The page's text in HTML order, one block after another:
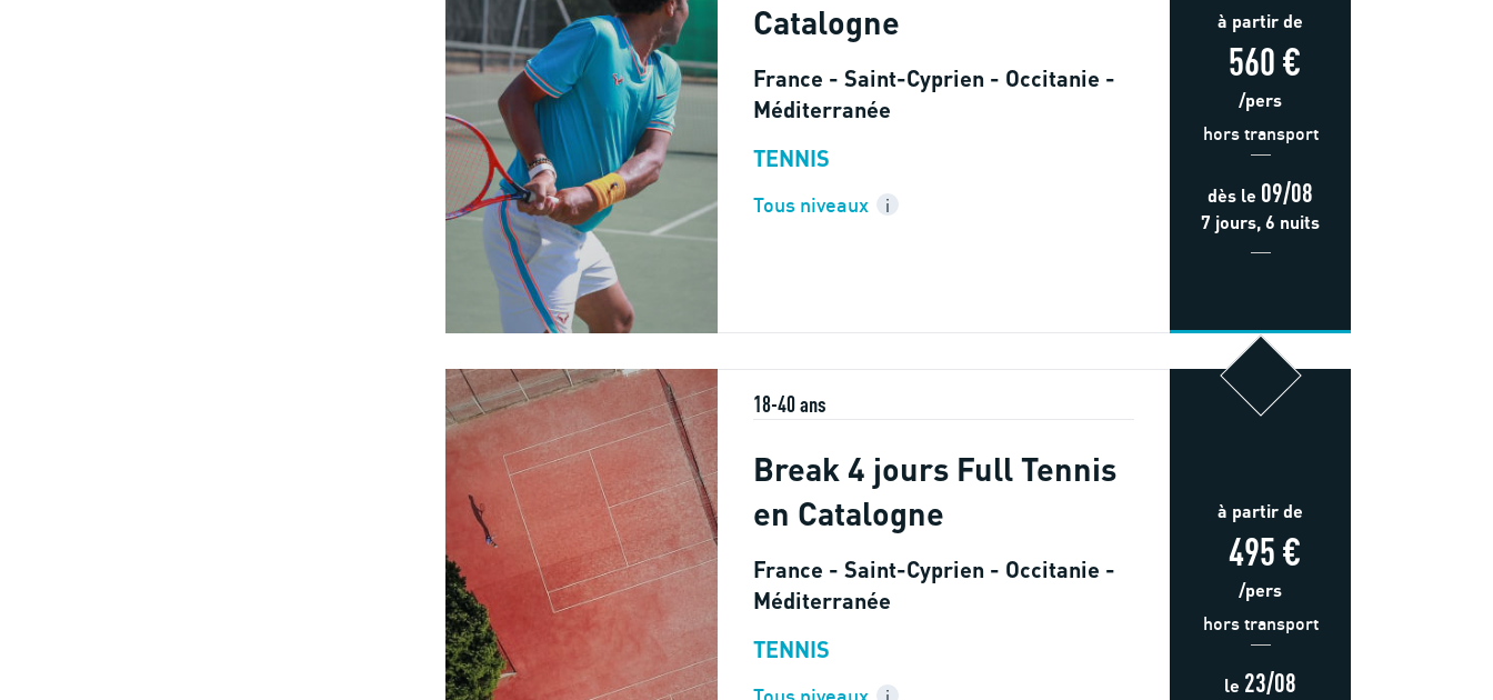
Catalogne
France - Saint-Cyprien - Occitanie -
Méditerranée
TENNIS
Tous niveaux i
à partir de
560 €
/pers
hors transport
dès le 09/08
7 jours, 6 nuits
18-40 ans
Break 4 jours Full Tennis
en Catalogne
France - Saint-Cyprien - Occitanie -
Méditerranée
TENNIS
à partir de
495 €
/pers
hors transport
le 23/08